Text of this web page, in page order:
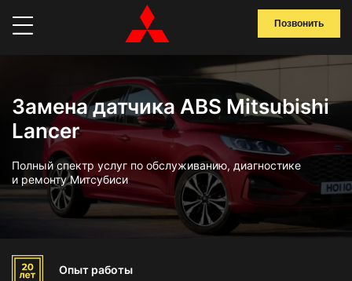
Позвонить
Замена датчика ABS Mitsubishi
Lancer
Полный спектр услуг по обслуживанию, диагностике
и ремонту Митсубиси
Опыт работы